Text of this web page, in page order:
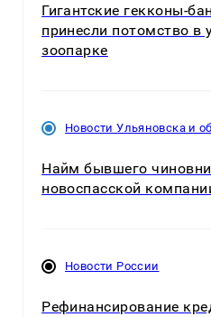
Гигантские гекконы-
принесли потомство в
зоопарке
Новости Ульяновска и
Найм бывшего
новоспасской
Новости России
Рефинансирование